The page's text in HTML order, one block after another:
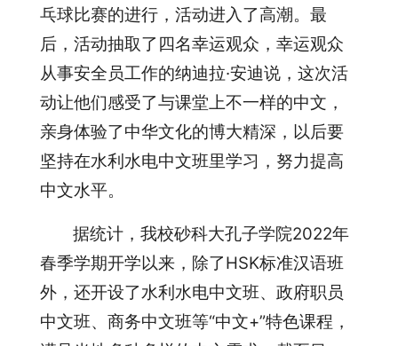
乓球比赛的进行，活动进入了高潮。最
后，活动抽取了四名幸运观众，幸运观众
从事安全员工作的纳迪拉·安迪说，这次活
动让他们感受了与课堂上不一样的中文，
亲身体验了中华文化的博大精深，以后要
坚持在水利水电中文班里学习，努力提高
中文水平。
据统计，我校砂科大孔子学院2022年
春季学期开学以来，除了HSK标准汉语班
外，还开设了水利水电中文班、政府职员
中文班、商务中文班等“中文+”特色课程，